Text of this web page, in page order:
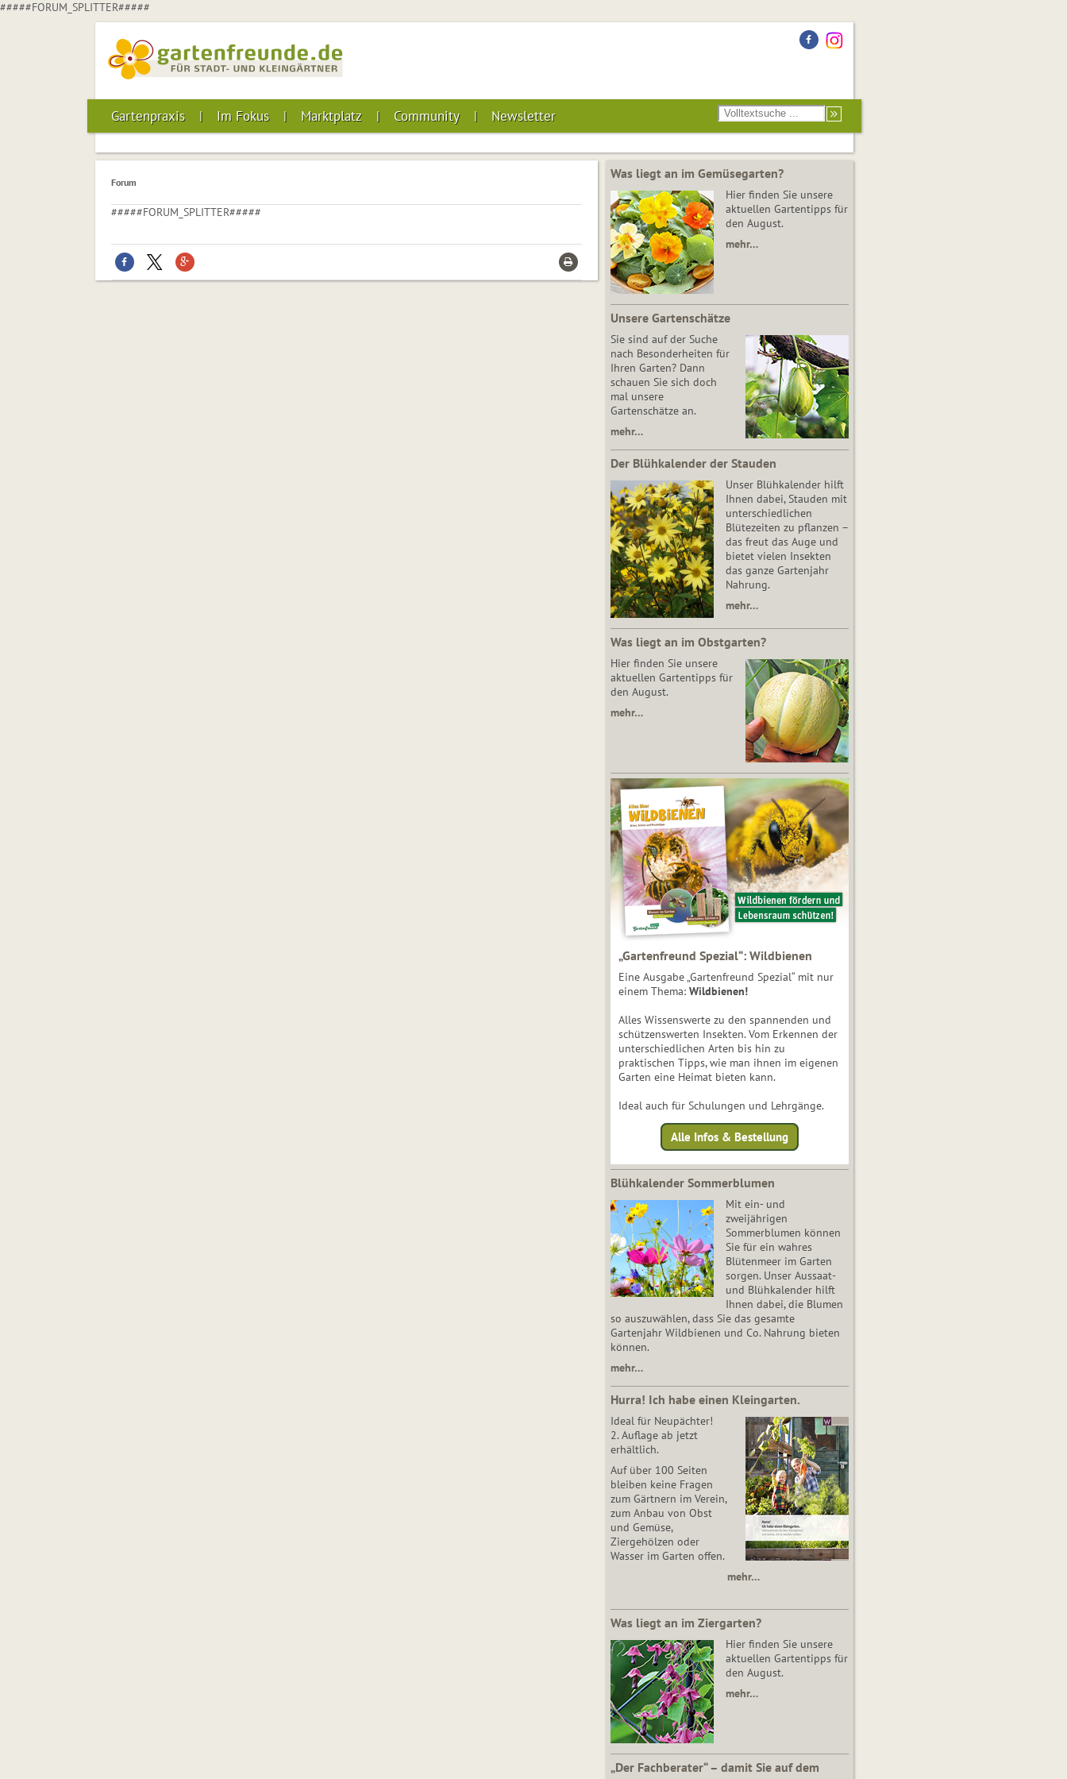
#####FORUM_SPLITTER#####
Gartenpraxis Im Fokus Marktplatz Community Newsletter
Forum
#####FORUM_SPLITTER#####
Was liegt an im Gemüsegarten?
Hier finden Sie unsere
aktuellen Gartentipps für
den August.
mehr…
Unsere Gartenschätze
Sie sind auf der Suche
nach Besonderheiten für
Ihren Garten? Dann
schauen Sie sich doch
mal unsere
Gartenschätze an.
mehr…
Der Blühkalender der Stauden
Unser Blühkalender hilft
Ihnen dabei, Stauden mit
unterschiedlichen
Blütezeiten zu pflanzen –
das freut das Auge und
bietet vielen Insekten
das ganze Gartenjahr
Nahrung.
mehr…
Was liegt an im Obstgarten?
Hier finden Sie unsere
aktuellen Gartentipps für
den August.
mehr…
„Gartenfreund Spezial“: Wildbienen
Eine Ausgabe „Gartenfreund Spezial“ mit nur
einem Thema: Wildbienen!
Alles Wissenswerte zu den spannenden und
schützenswerten Insekten. Vom Erkennen der
unterschiedlichen Arten bis hin zu
praktischen Tipps, wie man ihnen im eigenen
Garten eine Heimat bieten kann.
Ideal auch für Schulungen und Lehrgänge.
Alle Infos & Bestellung
Blühkalender Sommerblumen
Mit ein- und
zweijährigen
Sommerblumen können
Sie für ein wahres
Blütenmeer im Garten
sorgen. Unser Aussaat-
und Blühkalender hilft
Ihnen dabei, die Blumen
so auszuwählen, dass Sie das gesamte
Gartenjahr Wildbienen und Co. Nahrung bieten
können.
mehr…
Hurra! Ich habe einen Kleingarten.
Ideal für Neupächter!
2. Auflage ab jetzt
erhältlich.
Auf über 100 Seiten
bleiben keine Fragen
zum Gärtnern im Verein,
zum Anbau von Obst
und Gemüse,
Ziergehölzen oder
Wasser im Garten offen.
mehr…
Was liegt an im Ziergarten?
Hier finden Sie unsere
aktuellen Gartentipps für
den August.
mehr…
„Der Fachberater“ – damit Sie auf dem